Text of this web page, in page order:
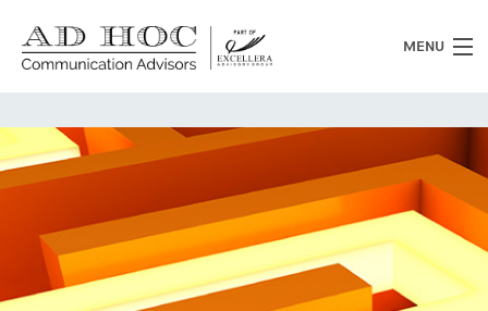
MENU
Chi siamo
Cosa facciamo
News